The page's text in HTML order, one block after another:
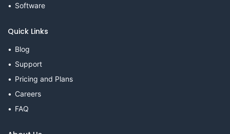
Software
Quick Links
Blog
Support
Pricing and Plans
Careers
FAQ